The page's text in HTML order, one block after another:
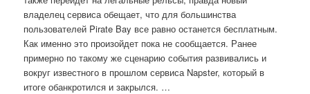
владелец сервиса обещает, что для большинства
пользователей Pirate Bay все равно останется бесплатным.
Как именно это произойдет пока не сообщается. Ранее
примерно по такому же сценарию события развивались и
вокруг известного в прошлом сервиса Napster, который в
итоге обанкротился и закрылся. …